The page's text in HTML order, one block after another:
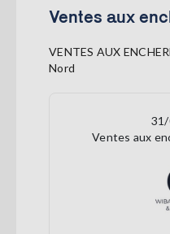
Ventes aux
VENTES AUX
Nord
Ventes aux